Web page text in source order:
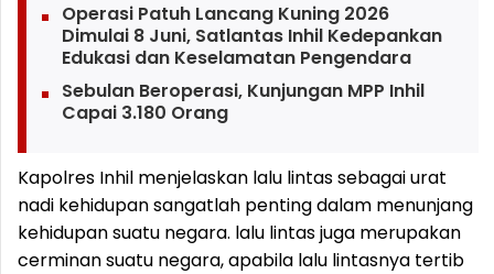
Operasi Patuh Lancang Kuning 2026
Dimulai 8 Juni, Satlantas Inhil Kedepankan
Edukasi dan Keselamatan Pengendara
Sebulan Beroperasi, Kunjungan MPP Inhil
Capai 3.180 Orang
Kapolres Inhil menjelaskan lalu lintas sebagai urat
nadi kehidupan sangatlah penting dalam menunjang
kehidupan suatu negara. lalu lintas juga merupakan
cerminan suatu negara, apabila lalu lintasnya tertib